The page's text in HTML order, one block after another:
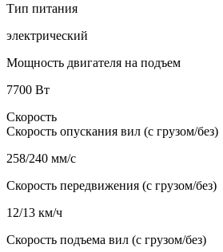
Тип питания
электрический
Мощность двигателя на подъем
7700 Вт
Скорость
Скорость опускания вил (с грузом/без)
258/240 мм/с
Скорость передвижения (с грузом/без)
12/13 км/ч
Скорость подъема вил (с грузом/без)